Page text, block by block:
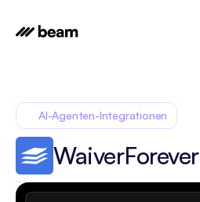
AI-Agenten-Integrationen
WaiverForever